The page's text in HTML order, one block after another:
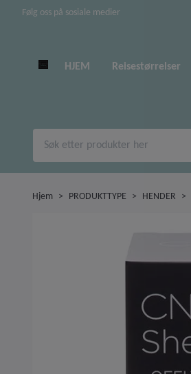
Følg oss på sosiale medier
HJEM Reisestørrelser
Hjem PRODUKTTYPE HENDER